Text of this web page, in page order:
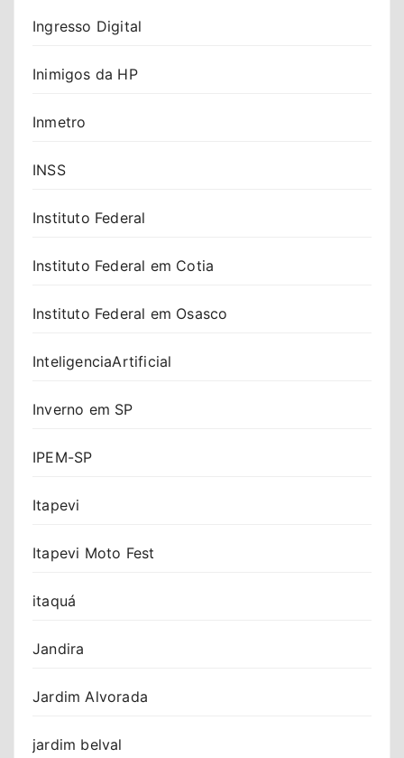
Ingresso Digital
Inimigos da HP
Inmetro
INSS
Instituto Federal
Instituto Federal em Cotia
Instituto Federal em Osasco
InteligenciaArtificial
Inverno em SP
IPEM-SP
Itapevi
Itapevi Moto Fest
itaquá
Jandira
Jardim Alvorada
jardim belval